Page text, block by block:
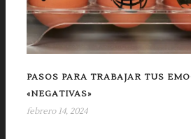
PASOS PARA TRABAJAR TUS
«NEGATIVAS»
febrero 14, 2024